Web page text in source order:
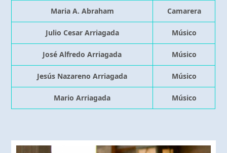
Maria A. Abraham Camarera
Julio Cesar Arriagada Músico
José Alfredo Arriagada Músico
Jesús Nazareno Arriagada Músico
Mario Arriagada Músico